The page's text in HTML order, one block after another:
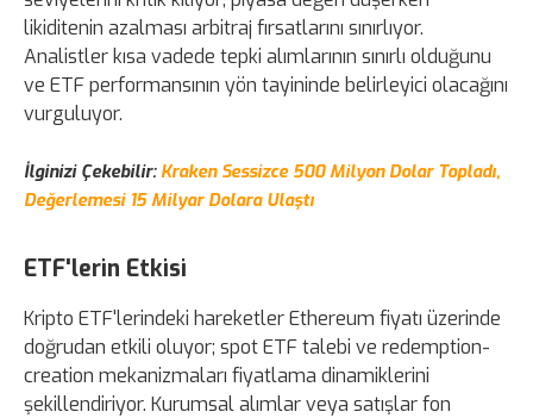
likiditenin azalması arbitraj fırsatlarını sınırlıyor.
Analistler kısa vadede tepki alımlarının sınırlı olduğunu
ve ETF performansının yön tayininde belirleyici olacağını
vurguluyor.
İlginizi Çekebilir: Kraken Sessizce 500 Milyon Dolar Topladı,
Değerlemesi 15 Milyar Dolara Ulaştı
ETF'lerin Etkisi
Kripto ETF'lerindeki hareketler Ethereum fiyatı üzerinde
doğrudan etkili oluyor; spot ETF talebi ve redemption-
creation mekanizmaları fiyatlama dinamiklerini
şekillendiriyor. Kurumsal alımlar veya satışlar fon